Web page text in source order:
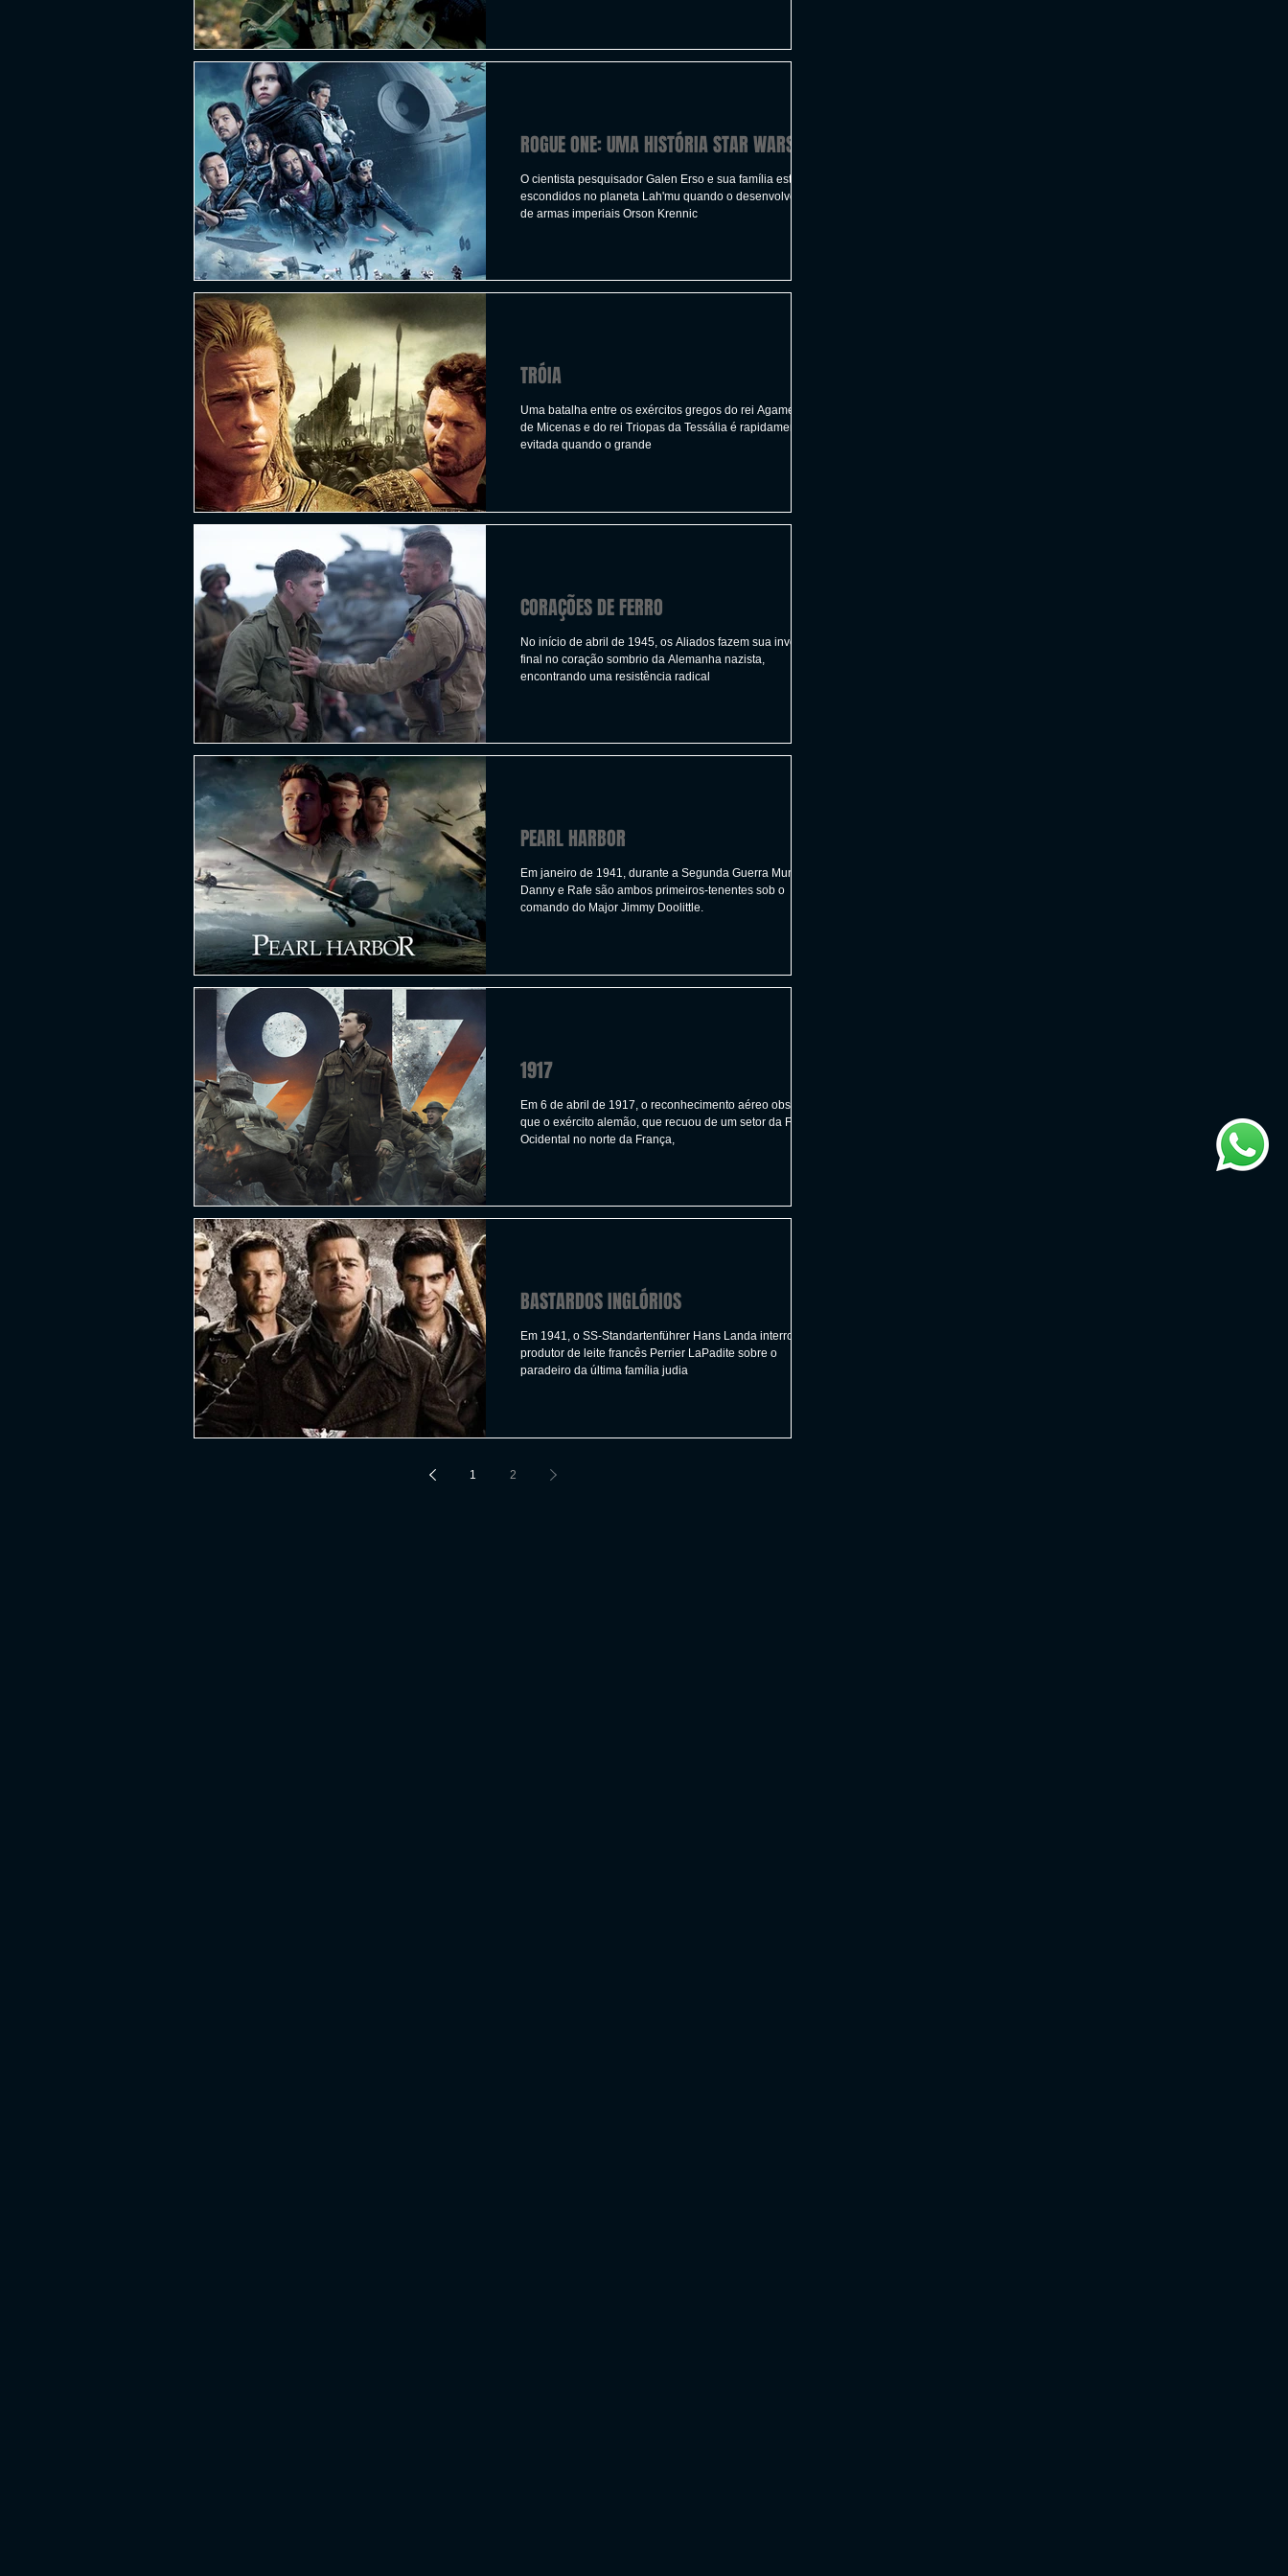
ESPORTES SOBREVIVÊNCIA CONSTRUÇÃO
GUERRA LUTA GRATUITO FILMES
ROGUE ONE: UMA HISTÓRIA STAR WARS
O cientista pesquisador Galen Erso e sua família estão
escondidos no planeta Lah'mu quando o desenvolvedor
de armas imperiais Orson Krennic
TRÓIA
Uma batalha entre os exércitos gregos do rei Agamenon
de Micenas e do rei Triopas da Tessália é rapidamente
evitada quando o grande
CORAÇÕES DE FERRO
No início de abril de 1945, os Aliados fazem sua investida
final no coração sombrio da Alemanha nazista,
encontrando uma resistência radical
PEARL HARBOR
Em janeiro de 1941, durante a Segunda Guerra Mundial,
Danny e Rafe são ambos primeiros-tenentes sob o
comando do Major Jimmy Doolittle.
1917
Em 6 de abril de 1917, o reconhecimento aéreo observou
que o exército alemão, que recuou de um setor da Frente
Ocidental no norte da França,
BASTARDOS INGLÓRIOS
Em 1941, o SS-Standartenführer Hans Landa interroga o
produtor de leite francês Perrier LaPadite sobre o
paradeiro da última família judia
1 2